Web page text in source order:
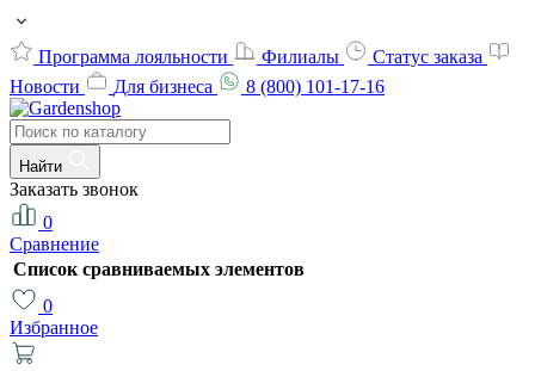
Программа лояльности Филиалы
Статус заказа
Новости
Для бизнеса 8 (800) 101-17-16
Найти
Заказать звонок
0
Сравнение
Список сравниваемых элементов
0
Избранное